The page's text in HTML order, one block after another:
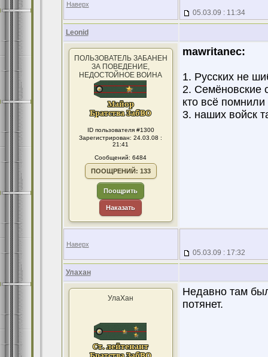
Наверх
05.03.09 : 11:34
Leonid
ПОЛЬЗОВАТЕЛЬ ЗАБАНЕН
ЗА ПОВЕДЕНИЕ,
НЕДОСТОЙНОЕ ВОИНА
ID пользователя #1300
Зарегистрирован: 24.03.08 :
21:41
Сообщений: 6484
ПООЩРЕНИЙ: 133
Поощрить
Наказать
mawritanec:
1. Русских не
2. Семёновские
кто всё
3. наших войск
Наверх
05.03.09 : 17:32
Улахан
УлаХан
Недавно там
потянет.